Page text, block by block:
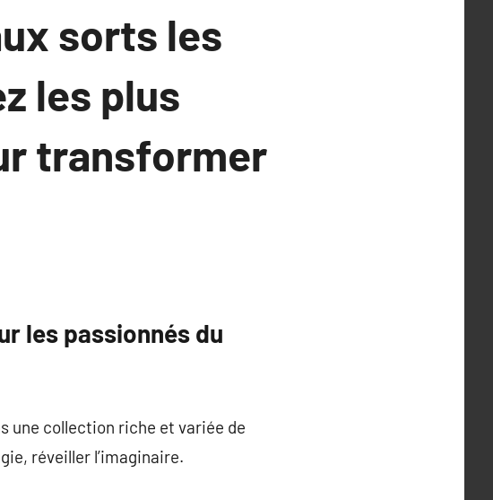
sorts les
les plus
transformer
les passionnés du
une collection riche et variée de
réveiller l’imaginaire.